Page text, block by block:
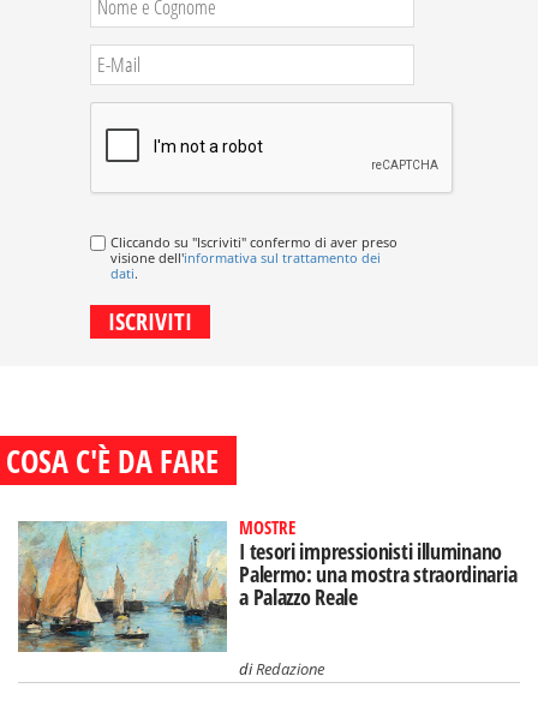
Cliccando su "Iscriviti" confermo di aver preso
visione dell'informativa sul trattamento dei
dati.
COSA C'È DA FARE
MOSTRE
I tesori impressionisti illuminano
Palermo: una mostra straordinaria
a Palazzo Reale
diRedazione